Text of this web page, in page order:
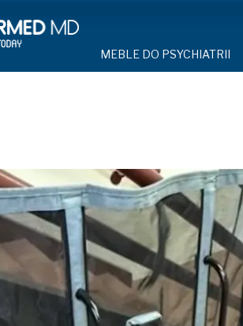
MEBLE DO PSYCHIATRII
KRZESŁA
STOŁY
SZAFY UBRANIOWE
SZAFKI PRZYŁÓŻKOWE
MEBLE PIANKOWE DO
DRZWI I OKNA DO
MEBLE CORTECH
OBUDOWA OCHRONNA TV
MEBLE DO PSYCHIATRII
DOSTAWKA SZPITALNA
KRZESŁA POLIPROPYLENOWE
STOŁY
SZAFY UBRANIOWE Z LAMINATU
SZAFKI PRZYŁÓŻKOWE
KASK
MASKA
BODYFIX